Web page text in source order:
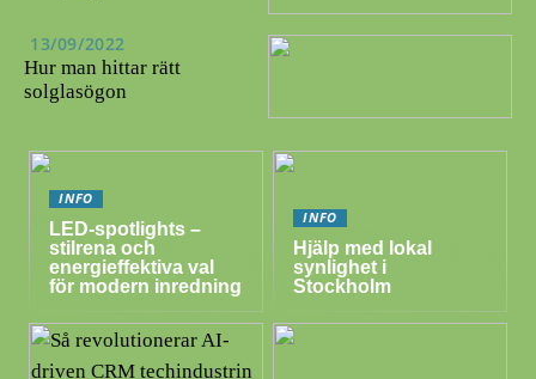
13/09/2022
Hur man hittar rätt
solglasögon
INFO
LED-spotlights –
stilrena och
energieffektiva val
för modern inredning
INFO
Hjälp med lokal
synlighet i
Stockholm